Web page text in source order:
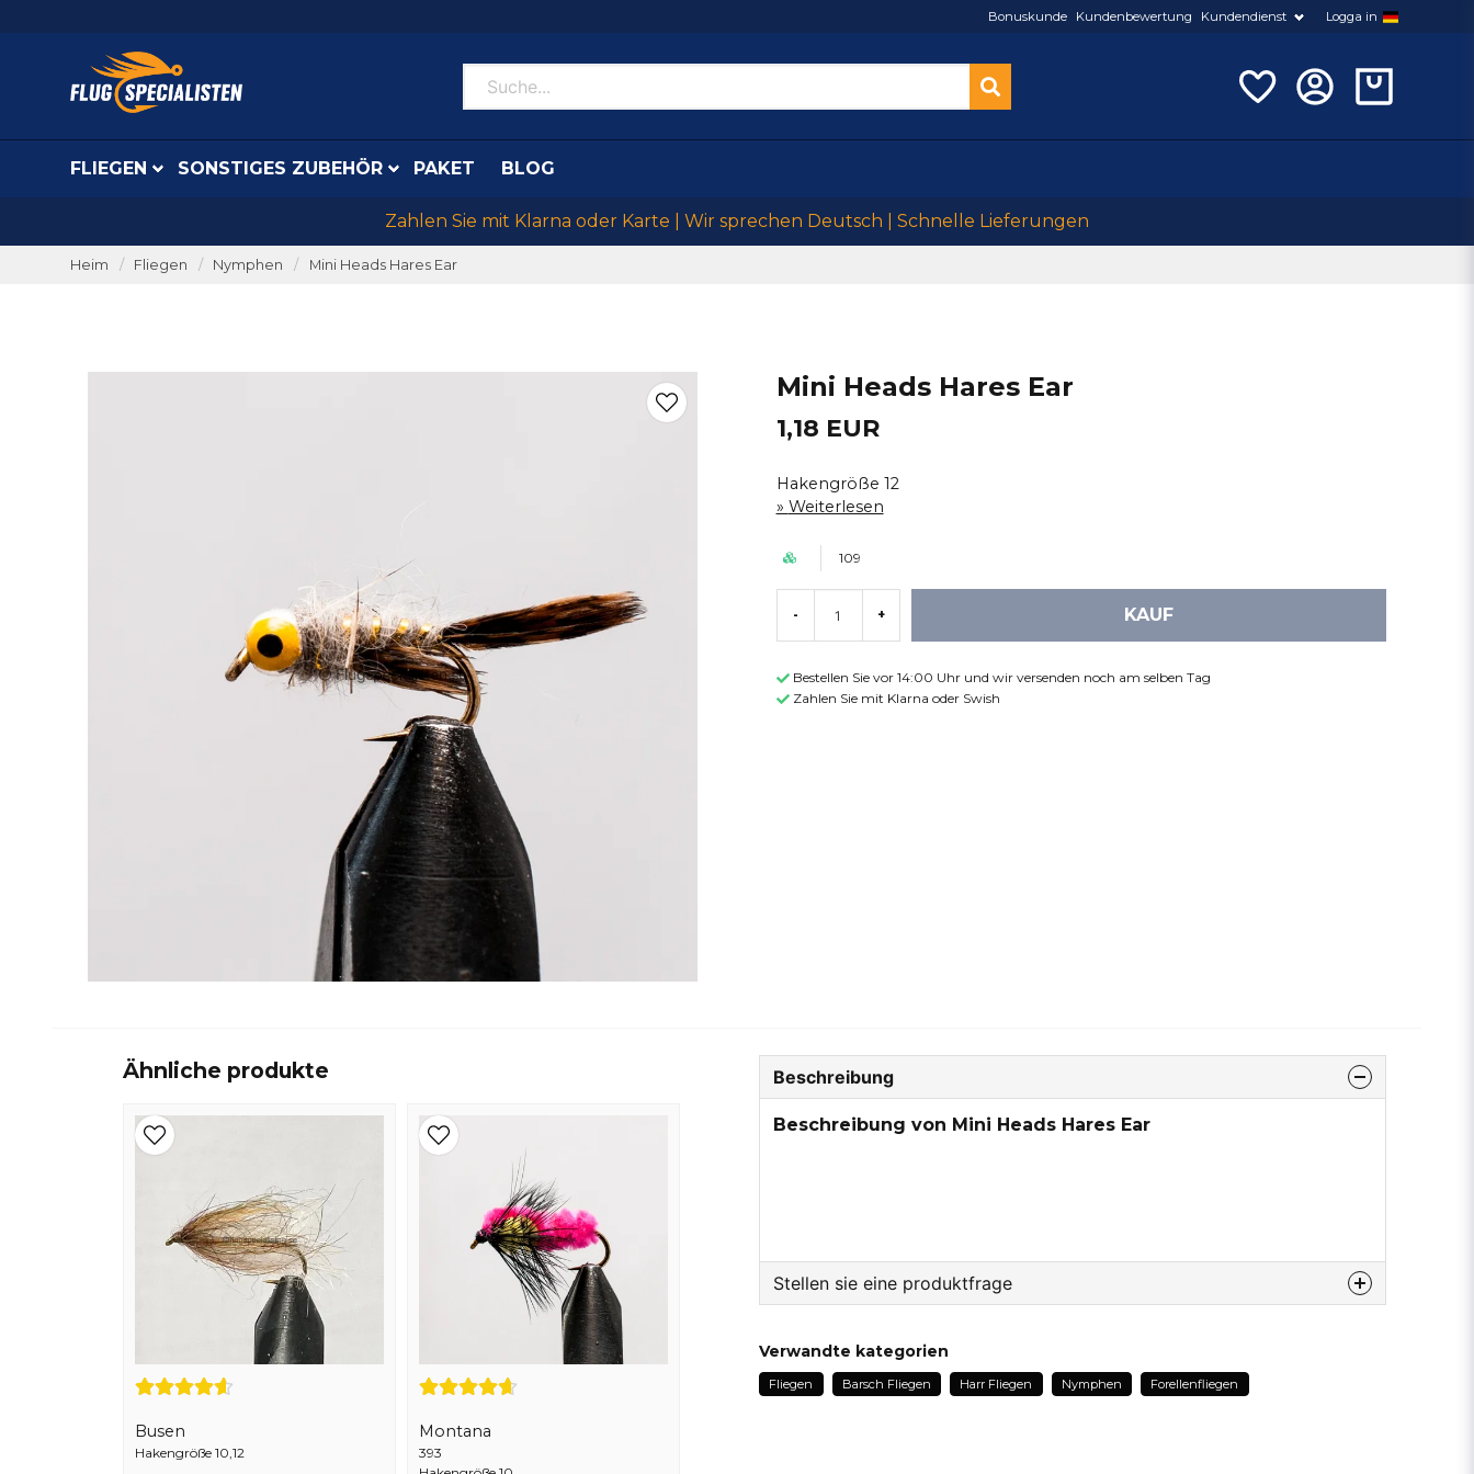
Bonuskunde Kundenbewertung Kundendienst Logga in
FLIEGEN SONSTIGES ZUBEHÖR PAKET BLOG
Zahlen Sie mit Klarna oder Karte | Wir sprechen Deutsch | Schnelle Lieferungen
Heim Fliegen Nymphen Mini Heads Hares Ear
Mini Heads Hares Ear
1,18 EUR
Hakengröße 12
Weiterlesen
109
- + KAUF
Bestellen Sie vor 14:00 Uhr und wir versenden noch am selben Tag
Zahlen Sie mit Klarna oder Swish
Ähnliche produkte
Busen
Hakengröße 10,12
Montana
393
Beschreibung
Beschreibung von Mini Heads Hares Ear
Stellen sie eine produktfrage
Fragen sie uns etwas zu diesem produkt...
Verwandte kategorien
Fliegen Barsch Fliegen Harr Fliegen Nymphen Forellenfliegen